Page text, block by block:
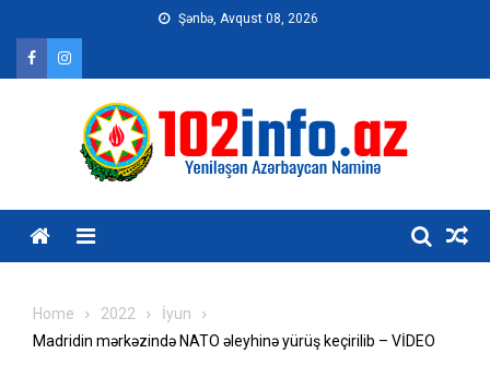
content
Şənbə, Avqust 08, 2026
Home 2022
İyun
Madridin mərkəzində NATO əleyhinə yürüş keçirilib – VİDEO